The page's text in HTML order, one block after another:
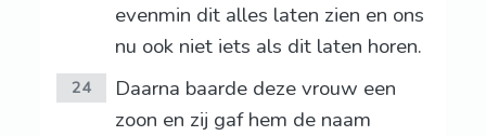
evenmin dit alles laten zien en ons
nu ook niet iets als dit laten horen.
24
Daarna baarde deze vrouw een
zoon en zij gaf hem de naam